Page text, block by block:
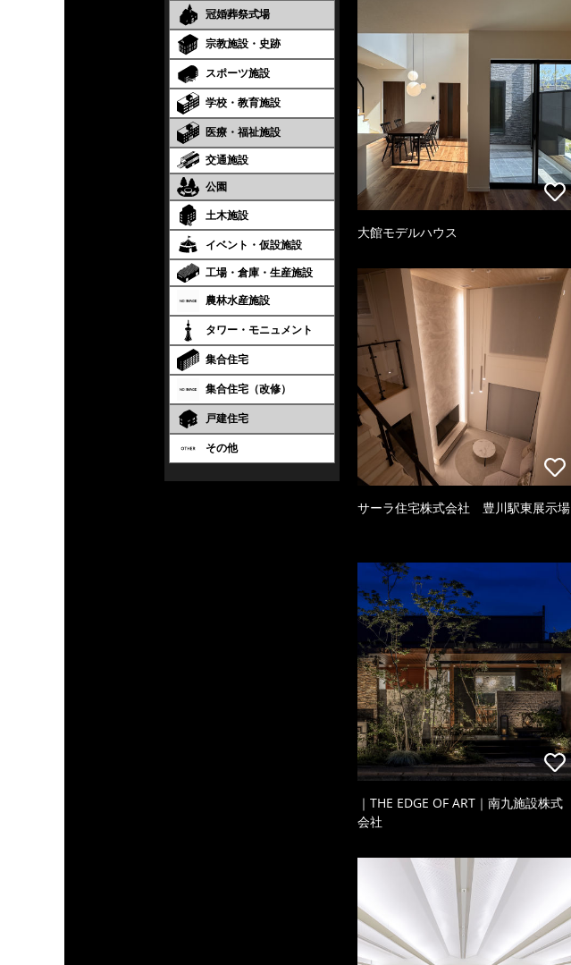
冠婚葬祭式場
宗教施設・史跡
スポーツ施設
学校・教育施設
医療・福祉施設
交通施設
公園
土木施設
イベント・仮設施設
工場・倉庫・生産施設
農林水産施設
タワー・モニュメント
集合住宅
集合住宅（改修）
戸建住宅
その他
大館モデルハウス
サーラ住宅株式会社 豊川駅東展示場
｜THE EDGE OF ART｜南九施設株式
会社